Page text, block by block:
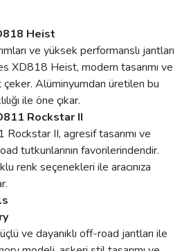
Heist
ve yüksek performanslı jantları
XD818 Heist, modern tasarımı ve
çeker. Alüminyumdan üretilen bu
ile öne çıkar.
Rockstar II
II, agresif tasarımı ve
tutkunlarının favorilerindendir.
renk seçenekleri ile aracınıza
ve dayanıklı off-road jantları ile